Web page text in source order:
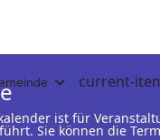
current-
ist für
Sie können die